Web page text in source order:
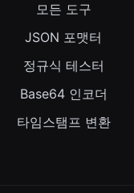
모든 도구
JSON 포맷터
정규식 테스터
Base64 인코더
타임스탬프 변환